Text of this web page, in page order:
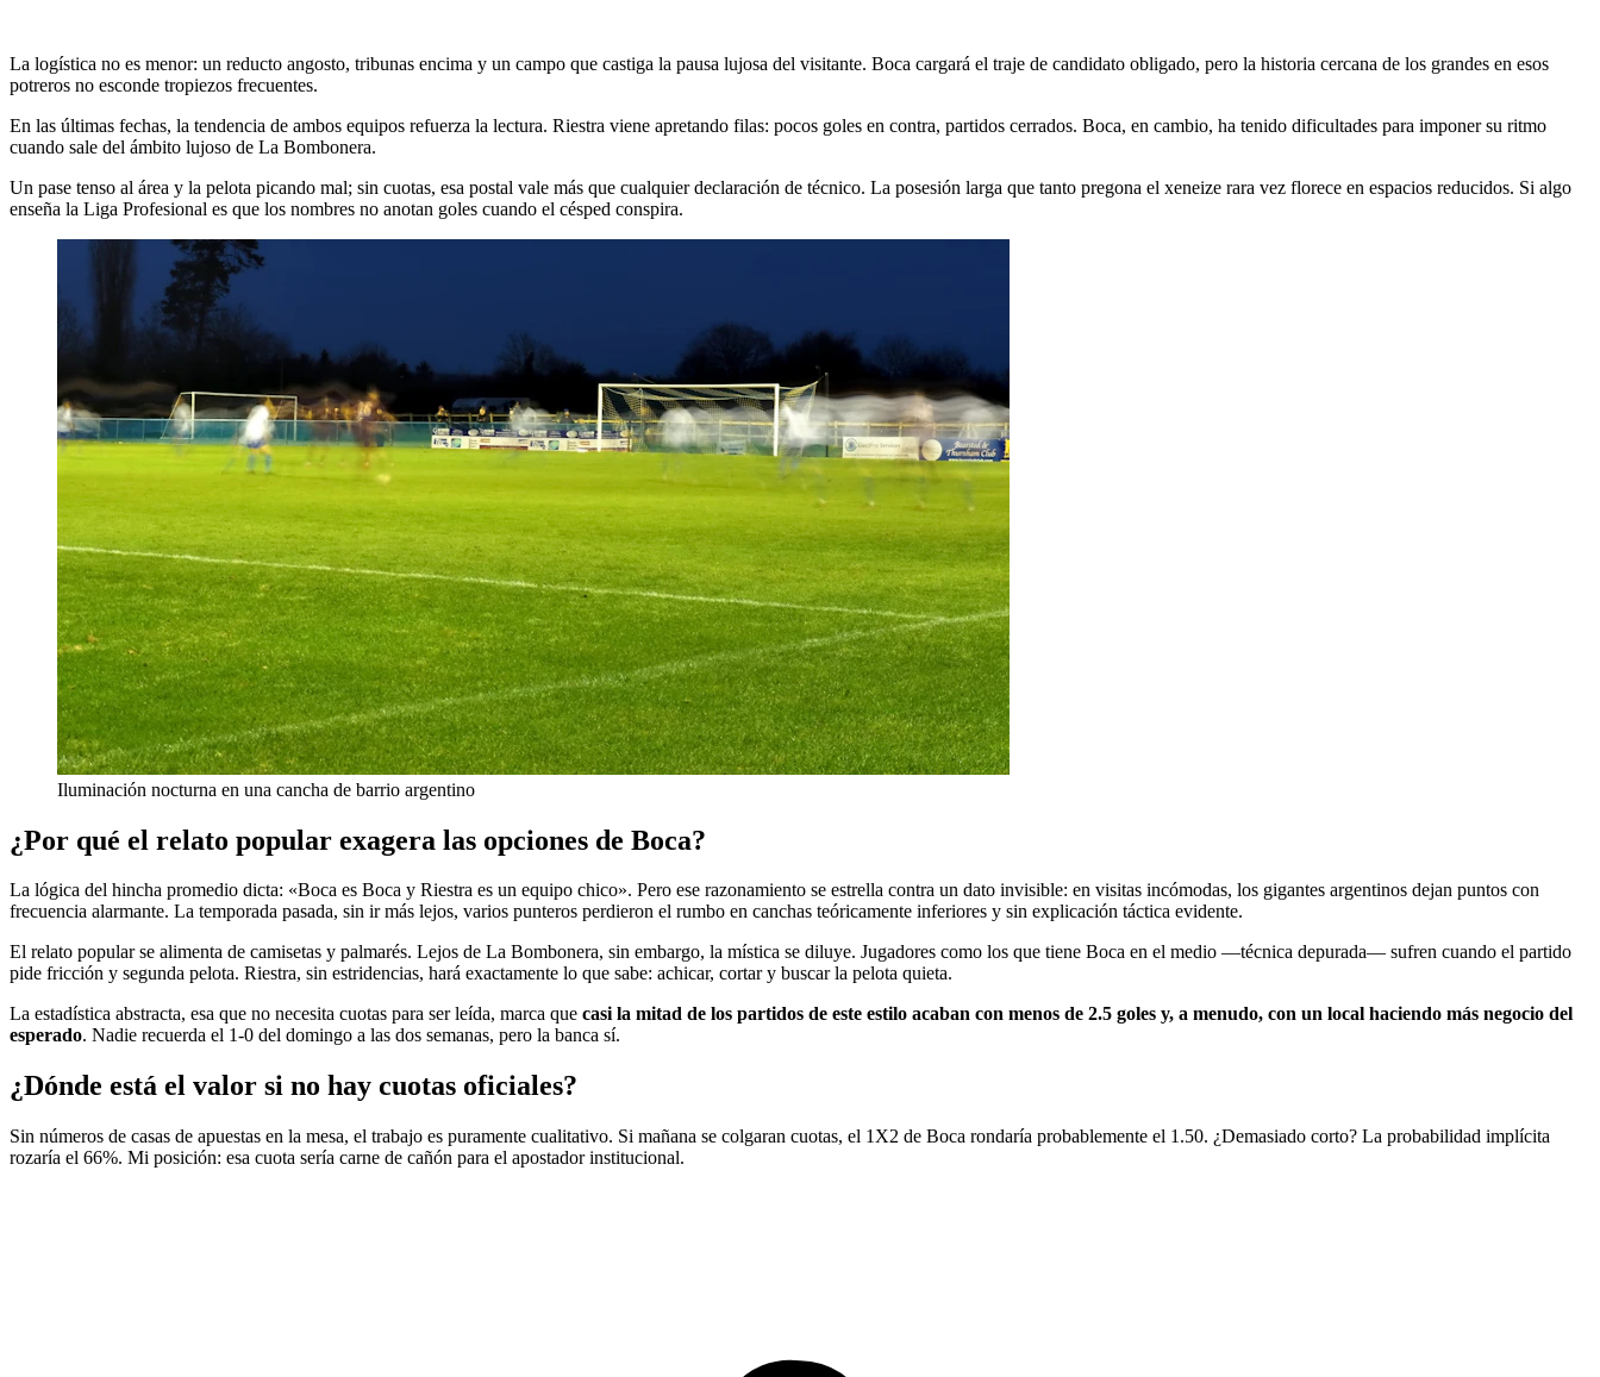
La logística no es menor: un reducto angosto, tribunas encima y un campo que castiga la pausa lujosa del visitante. Boca cargará el traje de candidato obligado, pero la historia cercana de los grandes en esos
potreros no esconde tropiezos frecuentes.
En las últimas fechas, la tendencia de ambos equipos refuerza la lectura. Riestra viene apretando filas: pocos goles en contra, partidos cerrados. Boca, en cambio, ha tenido dificultades para imponer su ritmo
cuando sale del ámbito lujoso de La Bombonera.
Un pase tenso al área y la pelota picando mal; sin cuotas, esa postal vale más que cualquier declaración de técnico. La posesión larga que tanto pregona el xeneize rara vez florece en espacios reducidos. Si algo
enseña la Liga Profesional es que los nombres no anotan goles cuando el césped conspira.
Iluminación nocturna en una cancha de barrio argentino
¿Por qué el relato popular exagera las opciones de Boca?
La lógica del hincha promedio dicta: «Boca es Boca y Riestra es un equipo chico». Pero ese razonamiento se estrella contra un dato invisible: en visitas incómodas, los gigantes argentinos dejan puntos con
frecuencia alarmante. La temporada pasada, sin ir más lejos, varios punteros perdieron el rumbo en canchas teóricamente inferiores y sin explicación táctica evidente.
El relato popular se alimenta de camisetas y palmarés. Lejos de La Bombonera, sin embargo, la mística se diluye. Jugadores como los que tiene Boca en el medio —técnica depurada— sufren cuando el partido
pide fricción y segunda pelota. Riestra, sin estridencias, hará exactamente lo que sabe: achicar, cortar y buscar la pelota quieta.
La estadística abstracta, esa que no necesita cuotas para ser leída, marca que casi la mitad de los partidos de este estilo acaban con menos de 2.5 goles y, a menudo, con un local haciendo más negocio del
esperado. Nadie recuerda el 1-0 del domingo a las dos semanas, pero la banca sí.
¿Dónde está el valor si no hay cuotas oficiales?
Sin números de casas de apuestas en la mesa, el trabajo es puramente cualitativo. Si mañana se colgaran cuotas, el 1X2 de Boca rondaría probablemente el 1.50. ¿Demasiado corto? La probabilidad implícita
rozaría el 66%. Mi posición: esa cuota sería carne de cañón para el apostador institucional.